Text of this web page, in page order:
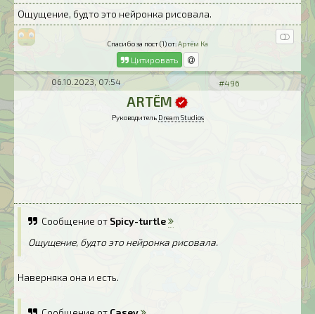
Ощущение, будто это нейронка рисовала.
Спасибо за пост (1) от:Артём Ка
Цитировать
06.10.2023, 07:54 #496
ARTЁM
Руководитель Dream Studios
Сообщение от Spicy-turtle
Ощущение, будто это нейронка рисовала.
Наверняка она и есть.